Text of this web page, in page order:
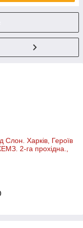
Слон. Харків, Героїв
2-га прохідна.,